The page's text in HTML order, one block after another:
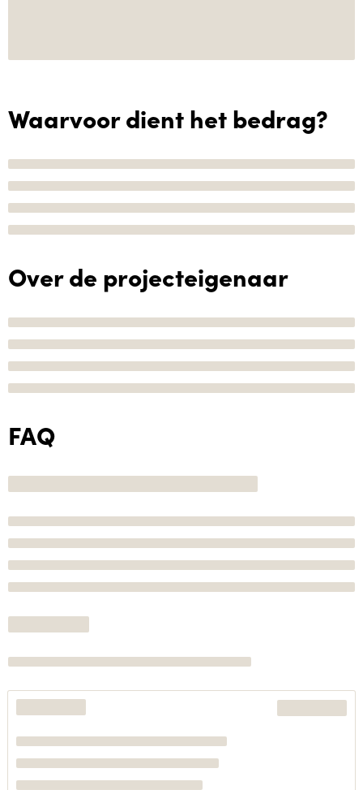
Waarvoor dient het bedrag?
Over de projecteigenaar
FAQ